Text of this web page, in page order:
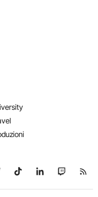
WhatsApp
su Telegram
Seguici su TikTok
Seguici su
Seguici